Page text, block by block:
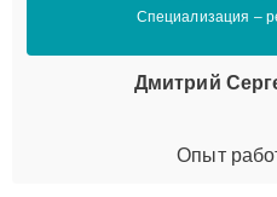
Специализация –
Дмитрий
Опыт